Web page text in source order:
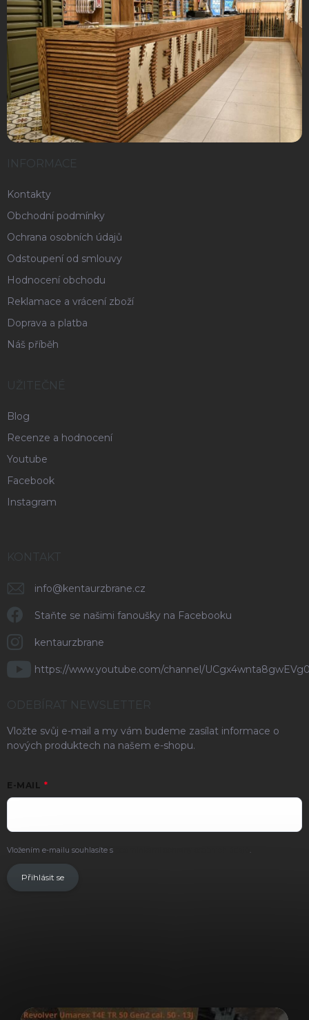
INFORMACE
Kontakty
Obchodní podmínky
Ochrana osobních údajů
Odstoupení od smlouvy
Hodnocení obchodu
Reklamace a vrácení zboží
Doprava a platba
Náš příběh
UŽITEČNÉ
Blog
Recenze a hodnocení
Youtube
Facebook
Instagram
KONTAKT
info@kentaurzbrane.cz
Staňte se našimi fanoušky na Facebooku
kentaurzbrane
https://www.youtube.com/channel/
ODEBÍRAT NEWSLETTER
Vložte svůj e-mail a my vám budeme zasílat informace o
nových produktech na našem e-shopu.
E-MAIL
Vložením e-mailu souhlasíte s .
Přihlásit se